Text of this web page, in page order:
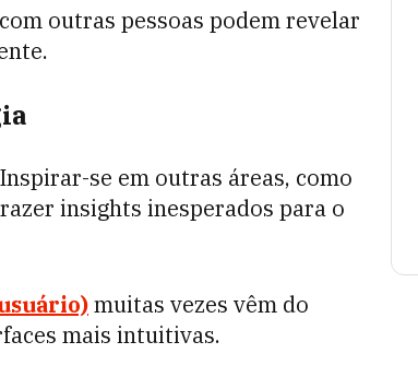
outras pessoas podem revelar
se em outras áreas, como
insights inesperados para o
muitas vezes vêm do
mais intuitivas.